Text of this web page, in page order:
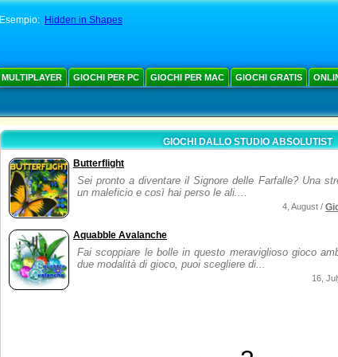
Esempio: Hidden in Shapes
MULTIPLAYER GIOCHI PER PC GIOCHI PER MAC GIOCHI GRATIS
GIOCHI DALLO STUDIO ABSOLUTIST
Butterflight
Sei pronto a diventare il Signore delle Farfalle? Una
un maleficio e così hai perso le ali....
4, August /
Aquabble Avalanche
Fai scoppiare le bolle in questo meraviglioso gioco
due modalità di gioco, puoi scegliere di...
16,